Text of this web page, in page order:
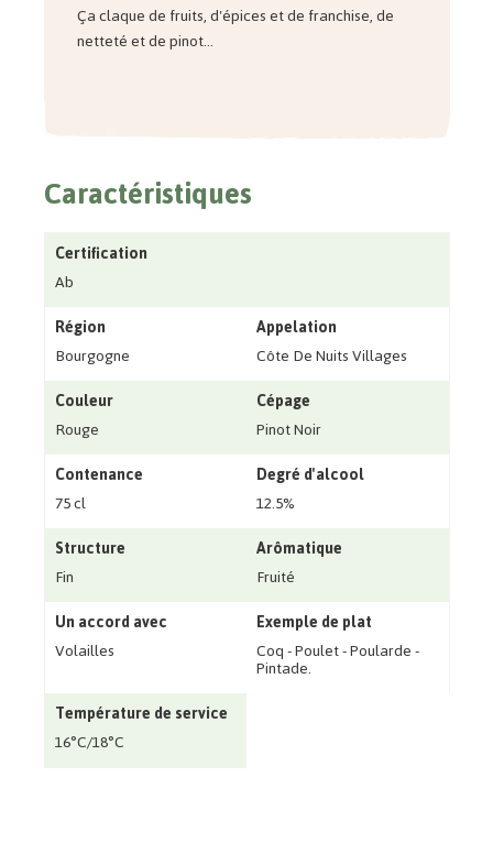
Ça claque de fruits, d'épices et de franchise, de
netteté et de pinot...
Caractéristiques
Certification
Ab
Région
Bourgogne
Appelation
Côte De Nuits Villages
Couleur
Rouge
Cépage
Pinot Noir
Contenance
75 cl
Degré d'alcool
12.5%
Structure
Fin
Arômatique
Fruité
Un accord avec
Volailles
Exemple de plat
Coq - Poulet - Poularde -
Pintade.
Température de service
16°C/18°C